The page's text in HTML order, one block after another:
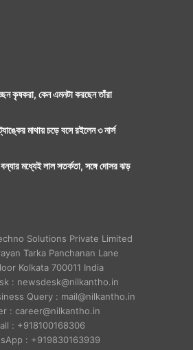
কৃষকরা, কেন এমনটা করছেন তাঁরা
মাথায় চড়ে বসে রইলেন ৩ নার্স
বন্যার মধ্যেই লাল সতর্কতা, সঙ্গে দোসর ঝড়
Solutions Private Limited
Tarka Panchanan Lane
Kolkata 700011 India
: newsdesk@nilkantho.in
Query : mail@nilkantho.in
: career@nilkantho.in
: +918100168306
: +919830163939